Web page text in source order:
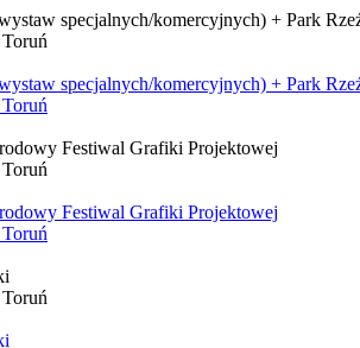
specjalnych/komercyjnych) + Park
specjalnych/komercyjnych) + Park
Festiwal Grafiki Projektowej
Festiwal Grafiki Projektowej